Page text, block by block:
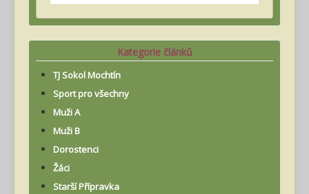
Kategorie článků
TJ Sokol Mochtín
Sport pro všechny
Muži A
Muži B
Dorostenci
Žáci
Starší Přípravka